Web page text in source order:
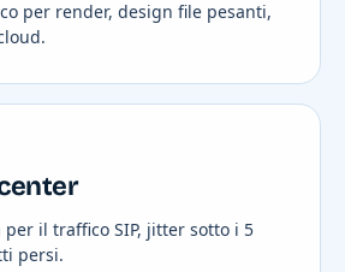
per render, design file pesanti,
il traffico SIP, jitter sotto i 5
persi.